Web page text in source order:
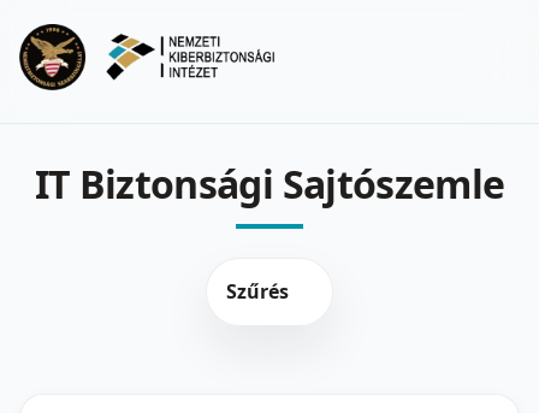
IT Biztonsági Sajtószemle
Szűrés